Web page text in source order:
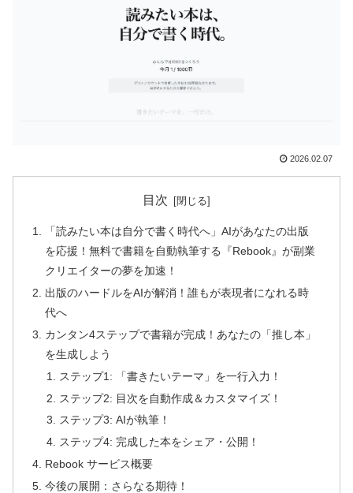
2026.02.07
目次
「読みたい本は自分で書く時代へ」AIがあなたの出版
を応援！無料で書籍を自動執筆する『Rebook』が副業
クリエイターの夢を加速！
出版のハードルをAIが解消！誰もが表現者になれる時
代へ
カンタン4ステップで書籍が完成！あなたの「推し本」
を生成しよう
ステップ1: 「書きたいテーマ」を一行入力！
ステップ2: 目次を自動作成＆カスタマイズ！
ステップ3: AIが執筆！
ステップ4: 完成した本をシェア・公開！
Rebook サービス概要
今後の展開：さらなる期待！